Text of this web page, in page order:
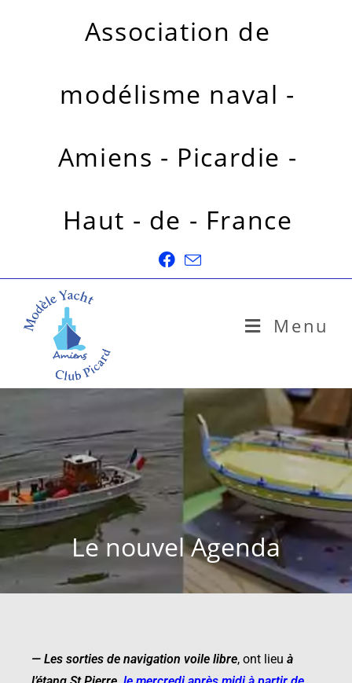
Association de
modélisme naval -
Amiens - Picardie -
Haut - de - France
Menu
Le nouvel Agenda
— Les sorties de navigation voile libre, ont lieu à